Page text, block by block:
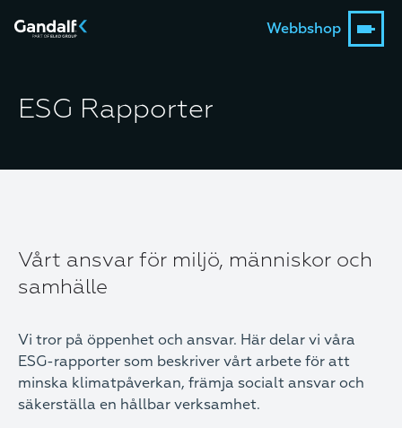
Webbshop
ESG Rapporter
Vårt ansvar för miljö, människor och
samhälle
Vi tror på öppenhet och ansvar. Här delar vi våra
ESG-rapporter som beskriver vårt arbete för att
minska klimatpåverkan, främja socialt ansvar och
säkerställa en hållbar verksamhet.